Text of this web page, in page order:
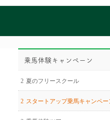
乗馬体験キャンペーン
夏のフリースクール
スタートアップ乗馬キャンペー